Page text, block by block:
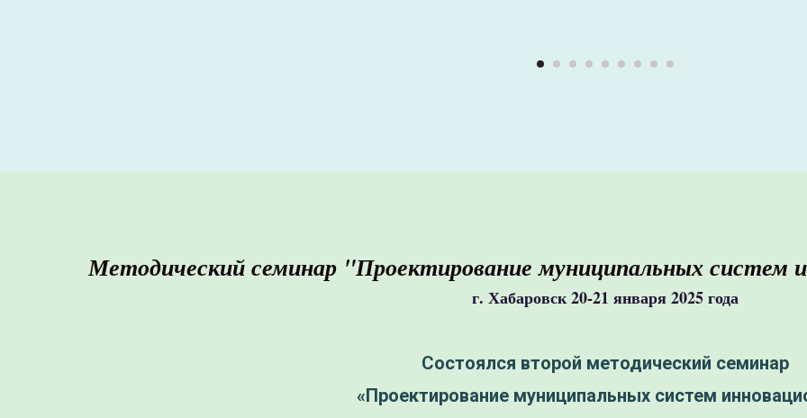
Методический семинар "Проектирование муниципальных систем
г. Хабаровск 20-21 января 2025 года
Состоялся второй методический семинар
«Проектирование муниципальных систем